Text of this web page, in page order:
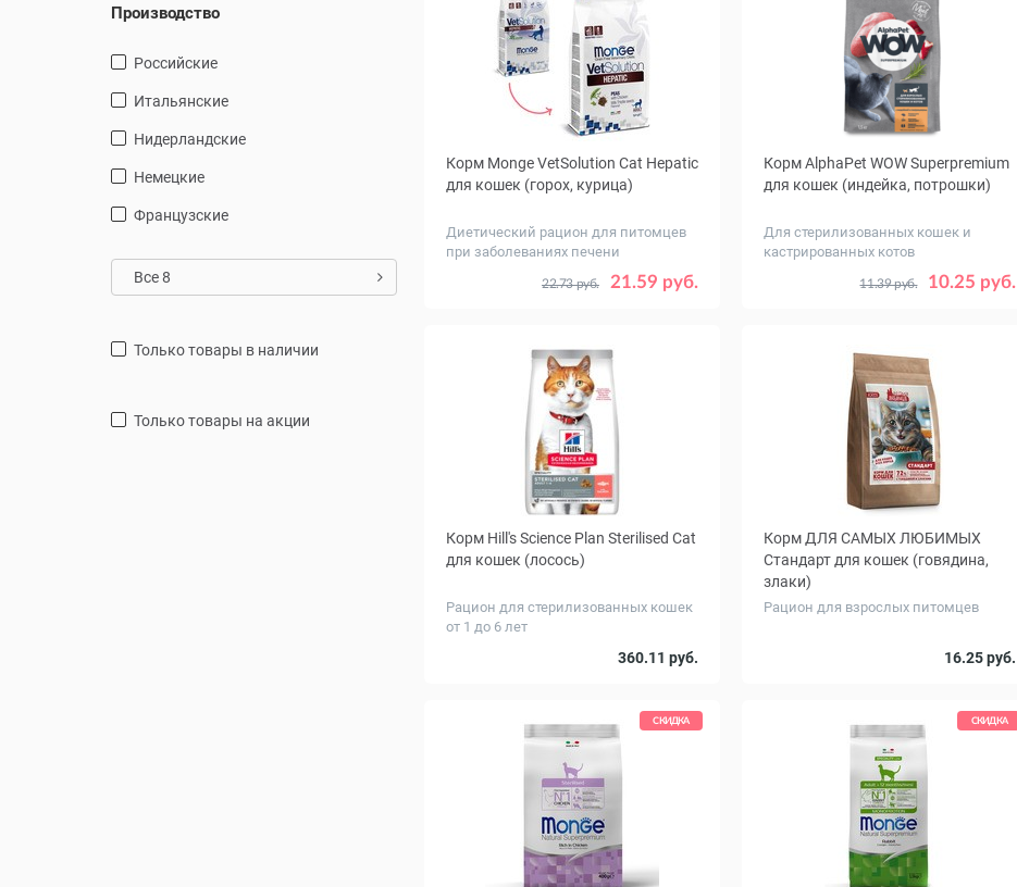
Производство
Российские
Итальянские
Нидерландские
Немецкие
Французские
Все 8
только товары в наличии
только товары на акции
Корм Monge VetSolution Cat Hepatic
для кошек (горох, курица)
Диетический рацион для питомцев
при заболеваниях печени
21.59 руб.
22.73 руб. 0.4 1.5
Корм AlphaPet WOW Superpremium
для кошек (индейка, потрошки)
Для стерилизованных кошек и
кастрированных котов
10.25 руб.
11.39 руб.
0.35 0.75 1.5 7
Корм Hill's Science Plan Sterilised Cat
для кошек (лосось)
Рацион для стерилизованных кошек
от 1 до 6 лет
360.11 руб.
3 10
Корм ДЛЯ САМЫХ ЛЮБИМЫХ
Стандарт для кошек (говядина,
злаки)
Рацион для взрослых питомцев
16.25 руб.
1.2 2.9
СКИДКА СКИДКА